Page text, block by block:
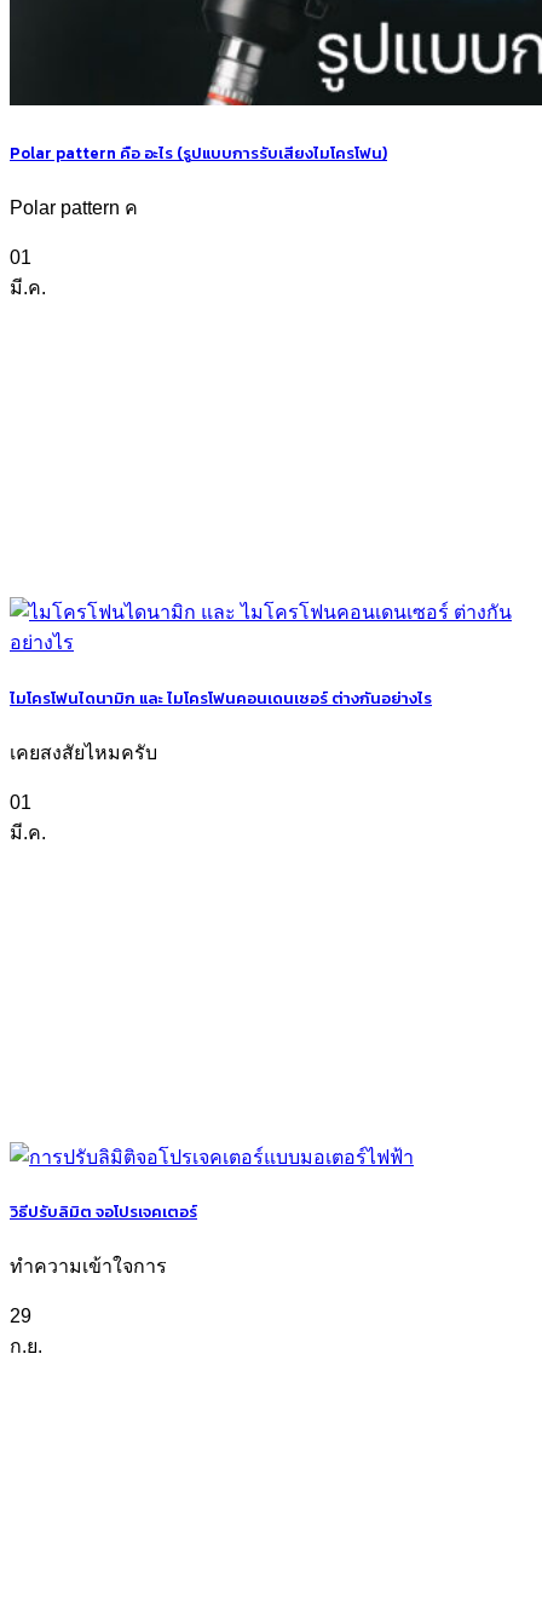
Polar pattern คือ อะไร (รูปแบบการรับเสียงไมโครโฟน)
Polar pattern ค
01
มี.ค.
ไมโครโฟนไดนามิก และ ไมโครโฟนคอนเดนเซอร์ ต่างกันอย่างไร
เคยสงสัยไหมครับ
01
มี.ค.
วิธีปรับลิมิต จอโปรเจคเตอร์
ทำความเข้าใจการ
29
ก.ย.